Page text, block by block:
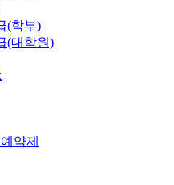
(학부)
(대학원)
약제